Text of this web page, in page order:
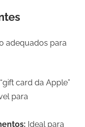
adequados para
card da Apple”
para
Ideal para